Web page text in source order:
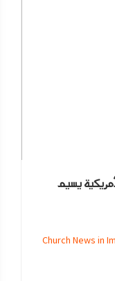
يسيم